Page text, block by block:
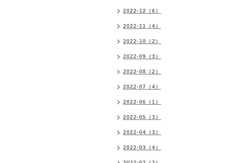
2022-12（6）
2022-11（4）
2022-10（2）
2022-09（3）
2022-08（2）
2022-07（4）
2022-06（1）
2022-05（3）
2022-04（3）
2022-03（4）